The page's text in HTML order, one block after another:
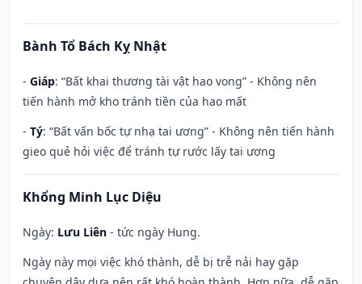
Bành Tổ Bách Kỵ Nhật
- Giáp: “Bất khai thương tài vật hao vong” - Không nên
tiến hành mở kho tránh tiền của hao mất
- Tý: “Bất vấn bốc tự nhạ tai ương” - Không nên tiến hành
gieo quẻ hỏi việc để tránh tự rước lấy tai ương
Khổng Minh Lục Diệu
Ngày: Lưu Liên - tức ngày Hung.
Ngày này mọi việc khó thành, dễ bị trễ nải hay gặp